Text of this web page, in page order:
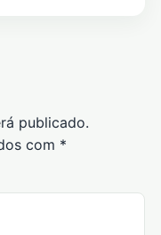
publicado.
com *